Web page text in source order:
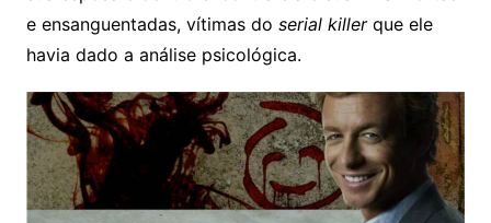
e ensanguentadas, vítimas do serial killerque ele
havia dado a análise psicológica.